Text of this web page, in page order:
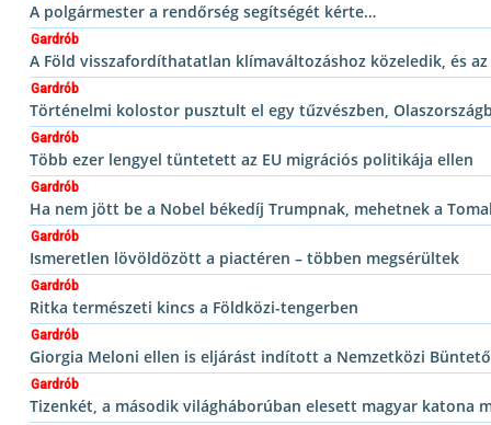
A polgármester a rendőrség segítségét kérte…
Gardrób
A Föld visszafordíthatatlan klímaváltozáshoz közeledik, és
Gardrób
Történelmi kolostor pusztult el egy tűzvészben,
Gardrób
Több ezer lengyel tüntetett az EU migrációs politikája ellen
Gardrób
Ha nem jött be a Nobel békedíj Trumpnak, mehetnek a
Gardrób
Ismeretlen lövöldözött a piactéren – többen megsérültek
Gardrób
Ritka természeti kincs a Földközi-tengerben
Gardrób
Giorgia Meloni ellen is eljárást indított a Nemzetközi
Gardrób
Tizenkét, a második világháborúban elesett magyar katona